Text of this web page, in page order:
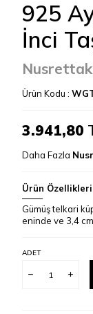
925
İnci
Ürün Kodu :
3.941,80
Daha Fazla
Ürün Özellikleri
Gümüş telkari
eninde ve 3,4 cm
ADET